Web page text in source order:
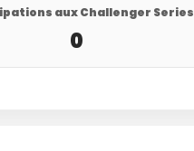
aux Challenger Series
0